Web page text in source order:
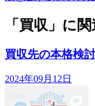
「買収」に
買収先の本格検
2024年09月12日